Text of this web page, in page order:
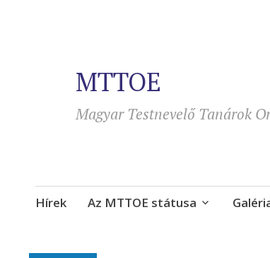
MTTOE
Magyar Testnevelő Tanárok
Tovább
Hírek Az MTTOE státusa